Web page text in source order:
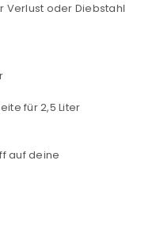
Verlust oder Diebstahl
für 2,5 Liter
auf deine